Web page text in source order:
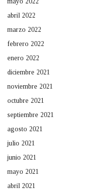
abril 2022
marzo 2022
febrero 2022
enero 2022
diciembre 2021
noviembre 2021
octubre 2021
septiembre 2021
agosto 2021
julio 2021
junio 2021
mayo 2021
abril 2021